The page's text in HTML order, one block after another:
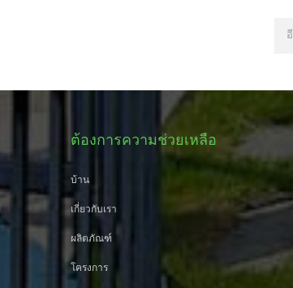
ต้องการความช่วยเหลือ
บ้าน
เกี่ยวกับเรา
ผลิตภัณฑ์
โครงการ